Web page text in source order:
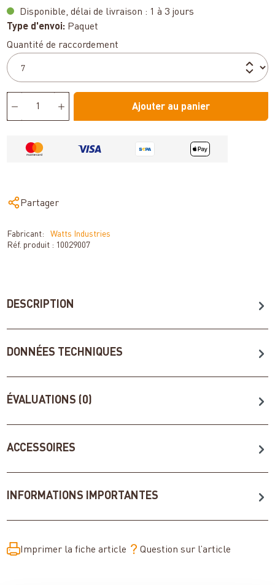
Disponible, délai de livraison : 1 à 3 jours
Type d'envoi: Paquet
Sélectionnez
Quantité de raccordement
Ajouter au panier
Partager
Fabricant:
Watts Industries
Réf. produit : 10029007
DESCRIPTION
DONNÉES TECHNIQUES
ÉVALUATIONS (0)
ACCESSOIRES
INFORMATIONS IMPORTANTES
Imprimer la fiche article Question sur l’article